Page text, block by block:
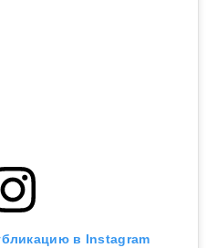
в Instagram